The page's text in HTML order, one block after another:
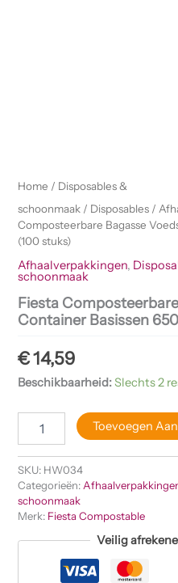
Home / Disposables &
schoonmaak / Disposables /
Composteerbare Bagasse
(100 stuks)
Afhaalverpakkingen,
schoonmaak
Fiesta
Container Basissen
€14,59
Beschikbaarheid:Slechts 2
Toevoegen
SKU: HW034
Categorieën:
schoonmaak
Merk: Fiesta Compostable
Veilig